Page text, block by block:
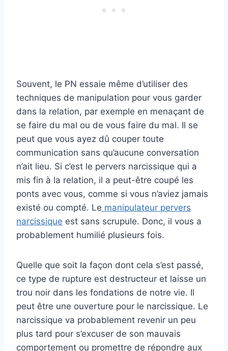
Souvent, le PN essaie même d’utiliser des
techniques de manipulation pour vous garder
dans la relation, par exemple en menaçant de
se faire du mal ou de vous faire du mal. Il se
peut que vous ayez dû couper toute
communication sans qu’aucune conversation
n’ait lieu. Si c’est le pervers narcissique qui a
mis fin à la relation, il a peut-être coupé les
ponts avec vous, comme si vous n’aviez jamais
existé ou compté. Le manipulateur pervers
narcissique est sans scrupule. Donc, il vous a
probablement humilié plusieurs fois.
Quelle que soit la façon dont cela s’est passé,
ce type de rupture est destructeur et laisse un
trou noir dans les fondations de notre vie. Il
peut être une ouverture pour le narcissique. Le
narcissique va probablement revenir un peu
plus tard pour s’excuser de son mauvais
comportement ou promettre de répondre aux